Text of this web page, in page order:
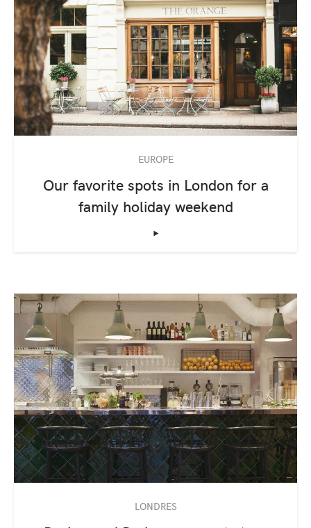
EUROPE
Our favorite spots in London for a
family holiday weekend
‣
LONDRES